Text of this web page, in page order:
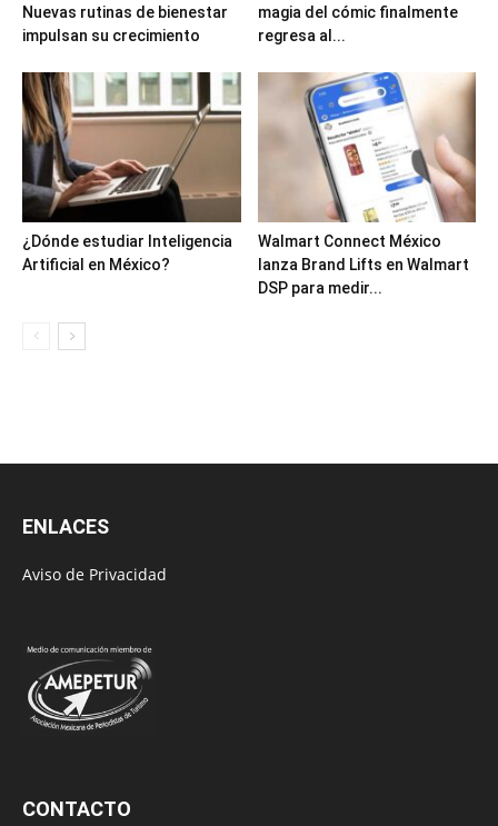
Nuevas rutinas de bienestar
impulsan su crecimiento
magia del cómic finalmente
regresa al...
¿Dónde estudiar Inteligencia
Artificial en México?
Walmart Connect México
lanza Brand Lifts en Walmart
DSP para medir...
ENLACES
Aviso de Privacidad
CONTACTO